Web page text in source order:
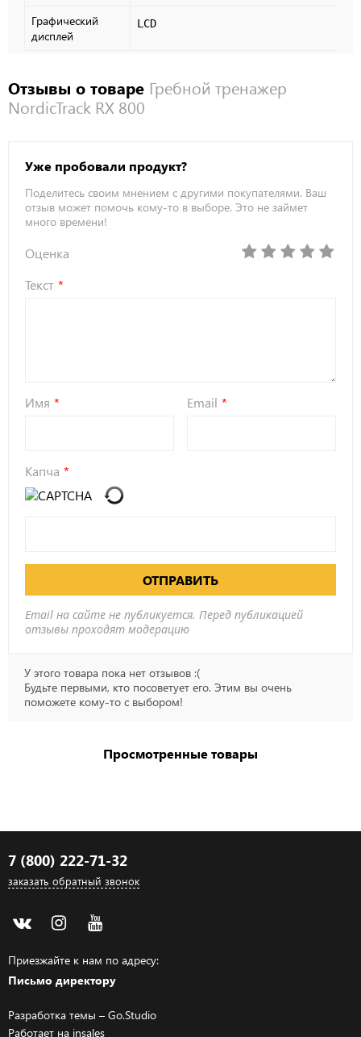
Графический
дисплей
LCD
Отзывы о товаре Гребной тренажер
NordicTrack RX 800
Уже пробовали продукт?
Поделитесь своим мнением с другими покупателями. Ваш
отзыв может помочь кому-то в выборе. Это не займет
много времени!
Оценка
Текст
Имя Email
Капча
ОТПРАВИТЬ
Email на сайте не публикуется. Перед публикацией
отзывы проходят модерацию
У этого товара пока нет отзывов :(
Будьте первыми, кто посоветует его. Этим вы очень
поможете кому-то с выбором!
Просмотренные товары
7 (800) 222-71-32
заказать обратный звонок
Приезжайте к нам по адресу:
Письмо директору
Разработка темы – Go.Studio
Работает на insales